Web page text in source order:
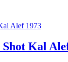
Kal